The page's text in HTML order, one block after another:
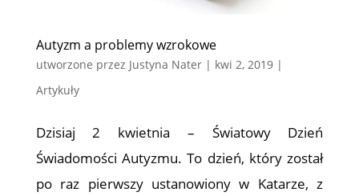
Autyzm a problemy wzrokowe
utworzone przez Justyna Nater| kwi 2, 2019|
Artykuły
Dzisiaj 2 kwietnia – Światowy Dzień
Świadomości Autyzmu. To dzień, który został
po raz pierwszy ustanowiony w Katarze, z